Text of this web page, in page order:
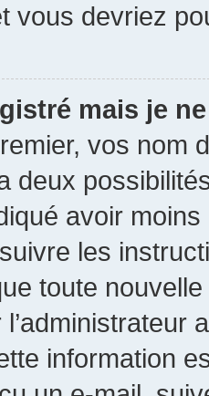
vous devriez
mais je
vos nom
deux
avoir
les
toute
information